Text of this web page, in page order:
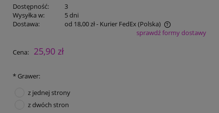
Dostępność:
3
Wysyłka w:
5 dni
Dostawa:
od 18,00 zł- Kurier FedEx(Polska)
Cena nie zawiera ewentualnych kosztów płatnościsprawdź formy dostawy
Cena: 25,90 zł
* Grawer:
z jednej strony
z dwóch stron